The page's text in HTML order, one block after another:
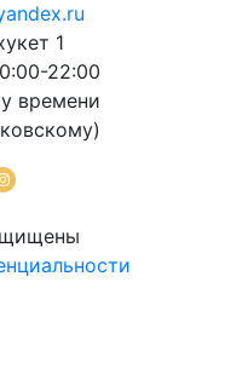
1
22:00
времени